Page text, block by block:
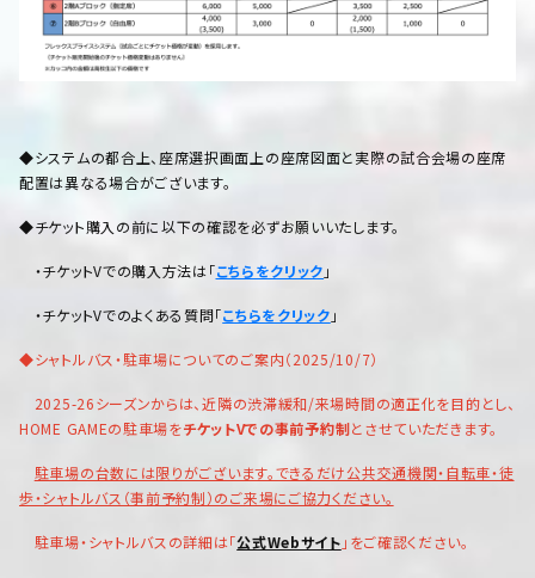
◆システムの都合上、座席選択画面上の座席図面と実際の試合会場の座席
配置は異なる場合がございます。
◆チケット購入の前に以下の確認を必ずお願いいたします。
・チケットVでの購入方法は「こちらをクリック 」
・チケットVでのよくある質問「こちらをクリック 」
◆シャトルバス・駐車場についてのご案内（2025/10/7）
2025-26シーズンからは、近隣の渋滞緩和/来場時間の適正化を目的とし、
HOME GAMEの駐車場をチケットVでの事前予約制とさせていただきます。
駐車場の台数には限りがございます。できるだけ公共交通機関・自転車・徒
歩・シャトルバス（事前予約制）のご来場にご協力ください。
駐車場・シャトルバスの詳細は「公式Webサイト 」をご確認ください。